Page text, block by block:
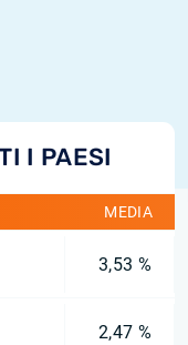
I PAESI
MEDIA
3,53 %
2,47 %